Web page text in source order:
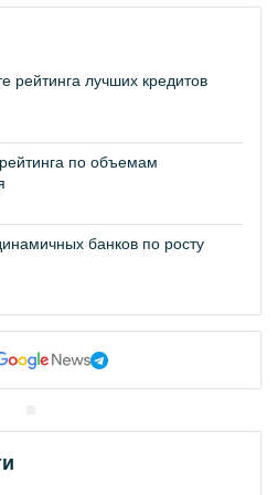
рейтинга лучших кредитов
по объемам
банков по росту